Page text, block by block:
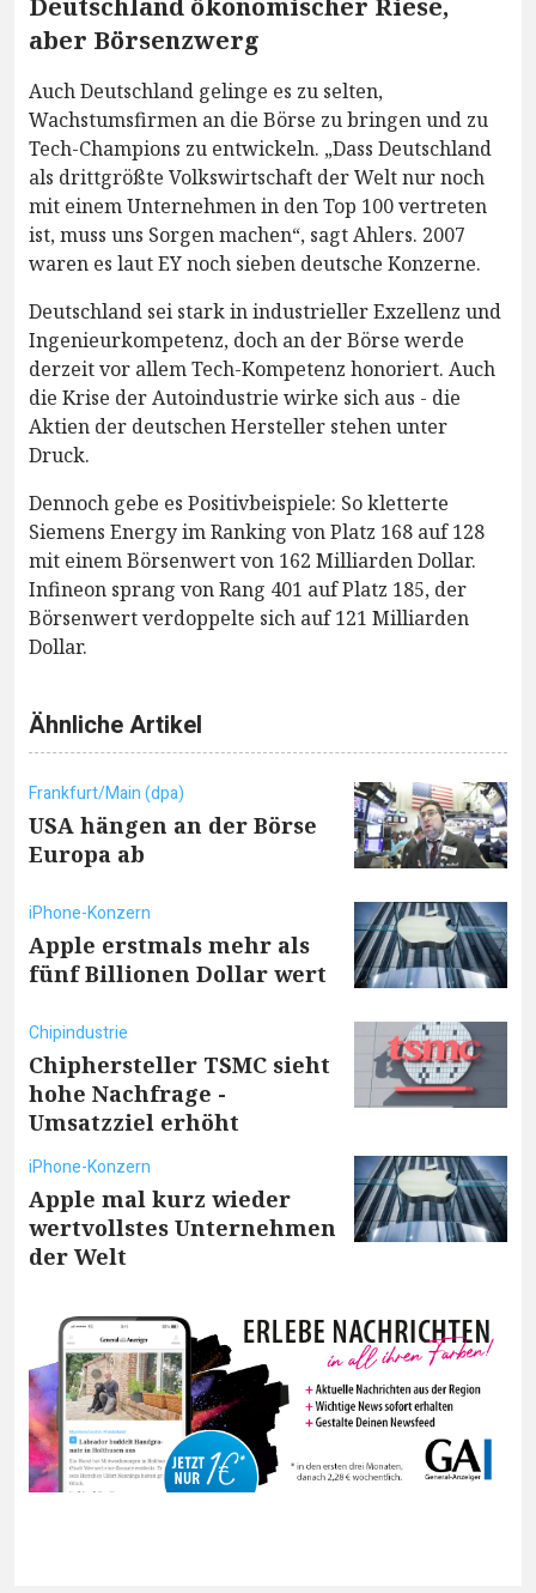
Deutschland ökonomischer Riese,
aber Börsenzwerg
Auch Deutschland gelinge es zu selten,
Wachstumsfirmen an die Börse zu bringen und zu
Tech-Champions zu entwickeln. „Dass Deutschland
als drittgrößte Volkswirtschaft der Welt nur noch
mit einem Unternehmen in den Top 100 vertreten
ist, muss uns Sorgen machen“, sagt Ahlers. 2007
waren es laut EY noch sieben deutsche Konzerne.
Deutschland sei stark in industrieller Exzellenz und
Ingenieurkompetenz, doch an der Börse werde
derzeit vor allem Tech-Kompetenz honoriert. Auch
die Krise der Autoindustrie wirke sich aus - die
Aktien der deutschen Hersteller stehen unter
Druck.
Dennoch gebe es Positivbeispiele: So kletterte
Siemens Energy im Ranking von Platz 168 auf 128
mit einem Börsenwert von 162 Milliarden Dollar.
Infineon sprang von Rang 401 auf Platz 185, der
Börsenwert verdoppelte sich auf 121 Milliarden
Dollar.
Ähnliche Artikel
Frankfurt/Main (dpa)
USA hängen an der Börse
Europa ab
iPhone-Konzern
Apple erstmals mehr als
fünf Billionen Dollar wert
Chipindustrie
Chiphersteller TSMC sieht
hohe Nachfrage -
Umsatzziel erhöht
iPhone-Konzern
Apple mal kurz wieder
wertvollstes Unternehmen
der Welt